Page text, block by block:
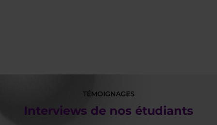
TÉMOIGNAGES
Interviews de nos étudiants